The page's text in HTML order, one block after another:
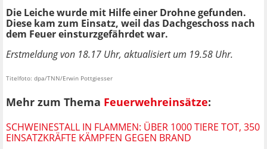
Die Leiche wurde mit Hilfe einer Drohne gefunden.
Diese kam zum Einsatz, weil das Dachgeschoss nach
dem Feuer einsturzgefährdet war.
Erstmeldung von 18.17 Uhr, aktualisiert um 19.58 Uhr.
Titelfoto: dpa/TNN/Erwin Pottgiesser
Mehr zum Thema Feuerwehreinsätze:
SCHWEINESTALL IN FLAMMEN: ÜBER 1000 TIERE TOT, 350
EINSATZKRÄFTE KÄMPFEN GEGEN BRAND